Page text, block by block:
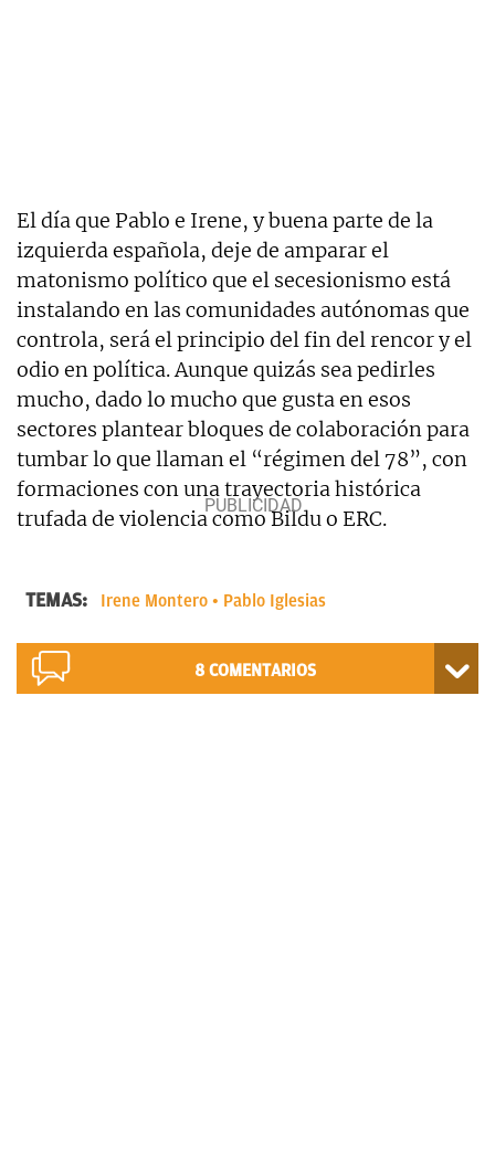
El día que Pablo e Irene, y buena parte de la
izquierda española, deje de amparar el
matonismo político que el secesionismo está
instalando en las comunidades autónomas que
controla, será el principio del fin del rencor y el
odio en política. Aunque quizás sea pedirles
mucho, dado lo mucho que gusta en esos
sectores plantear bloques de colaboración para
tumbar lo que llaman el “régimen del 78”, con
formaciones con una trayectoria histórica
trufada de violencia como Bildu o ERC.
TEMAS: Irene Montero Pablo Iglesias
8 COMENTARIOS